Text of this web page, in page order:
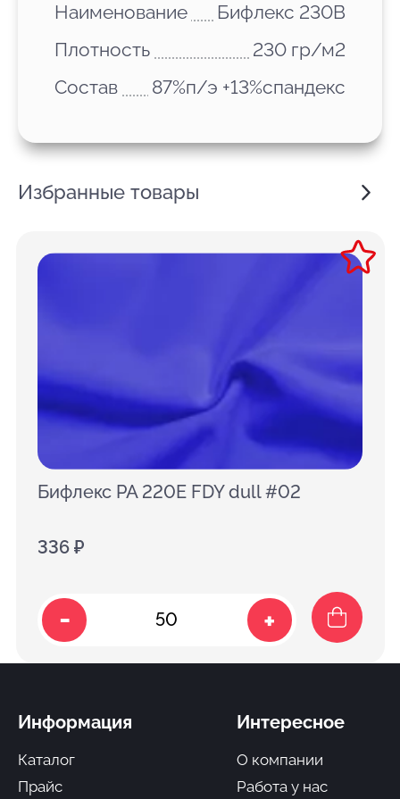
Наименование
Бифлекс 230В
Плотность
230 гр/м2
Состав
87%п/э +13%спандекс
Избранные товары
Бифлекс PA 220E FDY dull #02
336 ₽
- +
Информация
Каталог
Прайс
Интересное
О компании
Работа у нас